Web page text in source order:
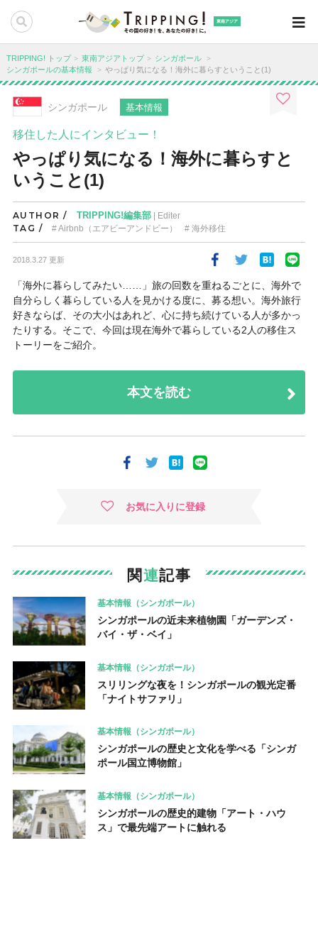
東南アジア
TRIPPING! トップ 東南アジアトップ
シンガポール
シンガポールの基本情報
やっぱり気になる！海外に暮らすということ(1)
シンガポール 基本情報
移住した人にインタビュー！
やっぱり気になる！海外に暮らすと
いうこと(1)
AUTHOR / TRIPPING!編集部| Editer
TAG / Airbnb（エアビーアンドビー） 海外移住
2018.3.27 更新
「海外に暮らしてみたい……」旅の回数を重ねるごとに、海外で
自分らしく暮らしている人を見かける度に、募る想い。海外旅行
好きならば、その大小はあれど、心に持ち続けている人が多かっ
たりする。そこで、今回は現在海外で暮らしている2人の移住ス
トーリーをご紹介。
本文を読む
お気に入りに登録
関連記事
基本情報（シンガポール）
シンガポールの近未来植物園「ガーデンズ・
バイ・ザ・ベイ」
基本情報（シンガポール）
スリリングな夜を！シンガポールの観光定番
「ナイトサファリ」
基本情報（シンガポール）
シンガポールの歴史と文化を学べる「シンガ
ポール国立博物館」
基本情報（シンガポール）
シンガポールの歴史的建物「アート・ハウ
ス」で最先端アートに触れる